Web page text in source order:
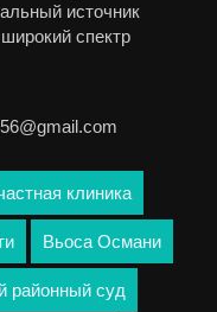
источник
спектр
клиника
Вьоса Османи
районный суд